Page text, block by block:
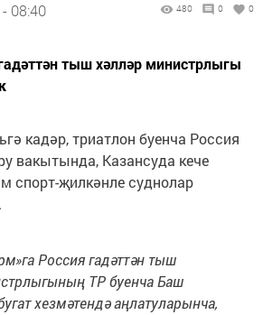
08:40 480 0 0
тыш хәлләр министрлыгы
кадәр, триатлон буенча Россия
вакытында, Казансуда кече
спорт-җилкәнле суднолар
Россия гадәттән тыш
ТР буенча Баш
хезмәтендә аңлатуларынча,